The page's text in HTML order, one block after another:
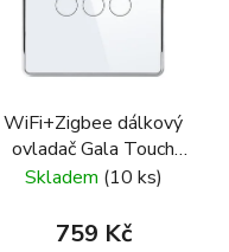
WiFi+Zigbee dálkový
ovladač Gala Touch
trojtlačítkový
Skladem (10 ks)
759 Kč